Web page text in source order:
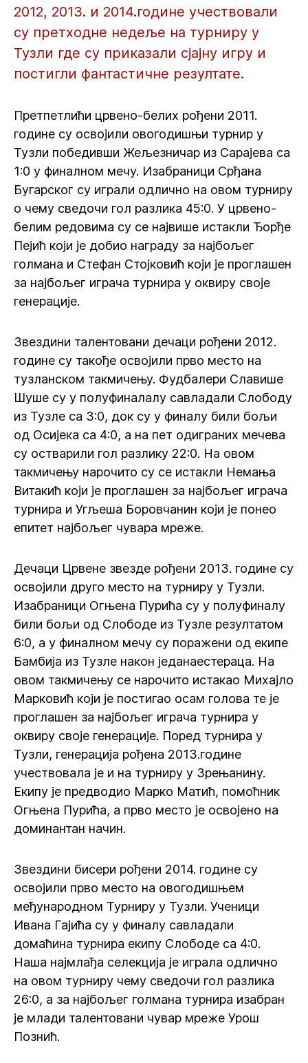
2012, 2013. и 2014.године учествовали
су претходне недеље на турниру у
Тузли где су приказали сјајну игру и
постигли фантастичне резултате.
Претпетлићи црвено-белих рођени 2011.
године су освојили овогодишњи турнир у
Тузли победивши Жељезничар из Сарајева са
1:0 у финалном мечу. Изабраници Срђана
Бугарског су играли одлично на овом турниру
о чему сведочи гол разлика 45:0. У црвено-
белим редовима су се највише истакли Ђорђе
Пејић који је добио награду за најбољег
голмана и Стефан Стојковић који је проглашен
за најбољег играча турнира у оквиру своје
генерације.
Звездини талентовани дечаци рођени 2012.
године су такође освојили прво место на
тузланском такмичењу. Фудбалери Славише
Шуше су у полуфиналалу савладали Слободу
из Тузле са 3:0, док су у финалу били бољи
од Осијека са 4:0, а на пет одиграних мечева
су остварили гол разлику 22:0. На овом
такмичењу нарочито су се истакли Немања
Витакић који је проглашен за најбољег играча
турнира и Угљеша Боровчанин који је понео
епитет најбољег чувара мреже.
Дечаци Црвене звезде рођени 2013. године су
освојили друго место на турниру у Тузли.
Изабраници Огњена Пурића су у полуфиналу
били бољи од Слободе из Тузле резултатом
6:0, а у финалном мечу су поражени од екипе
Бамбија из Тузле након једанаестераца. На
овом такмичењу се нарочито истакао Михајло
Марковић који је постигао осам голова те је
проглашен за најбољег играча турнира у
оквиру своје генерације. Поред турнира у
Тузли, генерација рођена 2013.године
учествовала је и на турниру у Зрењанину.
Екипу је предводио Марко Матић, помоћник
Огњена Пурића, а прво место је освојено на
доминантан начин.
Звездини бисери рођени 2014. године су
освојили прво место на овогодишњем
међународном Турниру у Тузли. Ученици
Ивана Гајића су у финалу савладали
домаћина турнира екипу Слободе са 4:0.
Наша најмлађа селекција је играла одлично
на овом турниру чему сведочи гол разлика
26:0, а за најбољег голмана турнира изабран
је млади талентовани чувар мреже Урош
Познић.